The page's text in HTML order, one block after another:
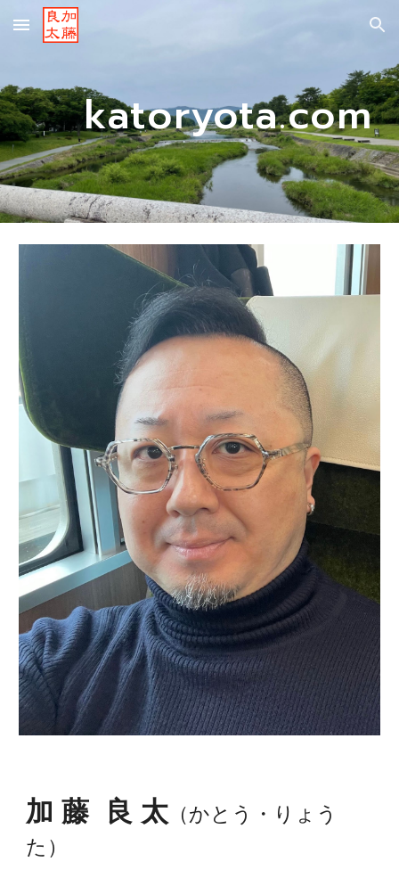
Skip to main content Skip to navigation
katoryota.com
加 藤 良 太 （かとう・りょう
た）